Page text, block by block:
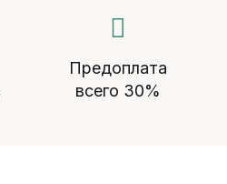
Предоплата
всего 30%